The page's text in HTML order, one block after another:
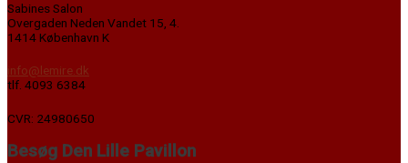
Sabines Salon
Overgaden Neden Vandet 15, 4.
1414 København K
info@lemire.dk
tlf. 4093 6384
CVR: 24980650
Besøg Den Lille Pavillon